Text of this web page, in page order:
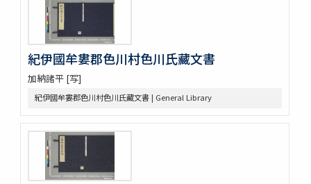
一宮巡詣記抜粹 2巻 (存1巻)
花街漫録 2巻
北女閭起原 3巻
日蓮聖人註画畫讃 5巻
増補洞房語園 2巻
高尾考
中家實録 (存19巻)
改元定記
源語秘訣
勢語圖説抄 5巻
落窪物語 4巻
紀伊國牟婁郡色川村色川氏藏文書
加納諸平 [写]
紀伊國牟婁郡色川村色川氏藏文書 | General Library